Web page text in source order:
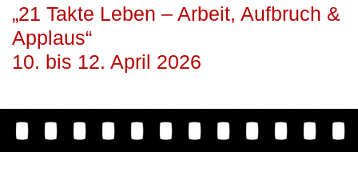
„21 Takte Leben – Arbeit, Aufbruch &
Applaus“
10. bis 12. April 2026